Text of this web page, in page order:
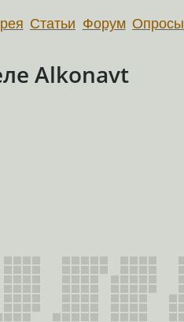
Статьи Форум Опросы
Alkonavt